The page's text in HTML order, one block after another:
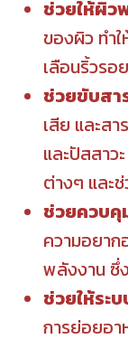
ช่วยให้ผิ
ของผิว ทำ
เลือนริ้วรอ
ช่วยขับสา
เสีย และส
และปัสสาว
ต่างๆ และ
ช่วยควบคุ
ความอยาก
พลังงาน ซึ่
ช่วยให้ระ
การย่อยอา